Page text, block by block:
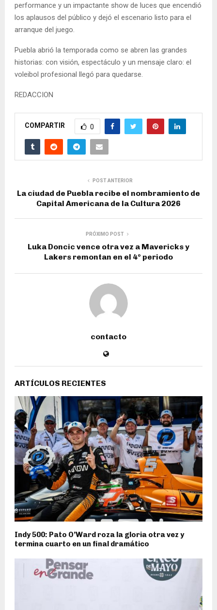
performance y un impactante show de luces que encendió
los aplausos del público y dejó el escenario listo para el
arranque del juego.
Puebla abrió la temporada como se abren las grandes
historias: con visión, espectáculo y un mensaje claro: el
voleibol profesional llegó para quedarse.
REDACCION
COMPARTIR 0
POST ANTERIOR
La ciudad de Puebla recibe el nombramiento de
Capital Americana de la Cultura 2026
PRÓXIMO POST
Luka Doncic vence otra vez a Mavericks y
Lakers remontan en el 4º periodo
contacto
ARTÍCULOS RECIENTES
Indy 500: Pato O’Ward roza la gloria otra vez y
termina cuarto en un final dramático